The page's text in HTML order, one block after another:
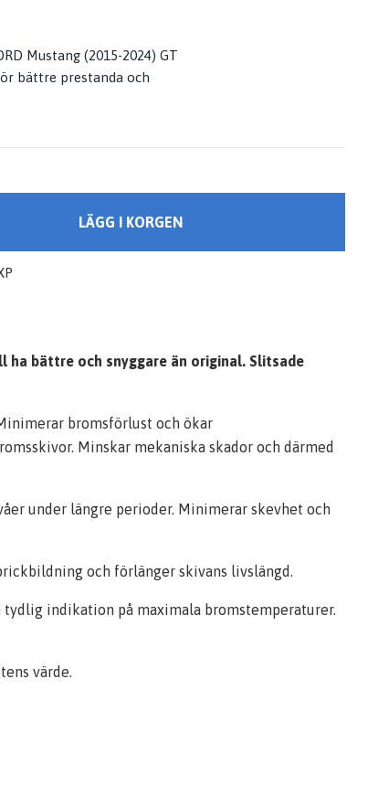
Mustang (2015-2024) GT
bättre prestanda och
LÄGG I KORGEN
ha bättre och snyggare än original. Slitsade
bromsförlust och ökar
Minskar mekaniska skador och därmed
under längre perioder. Minimerar skevhet och
och förlänger skivans livslängd.
indikation på maximala bromstemperaturer.
värde.